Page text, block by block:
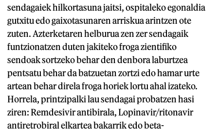
sendagaiek hilkortasuna jaitsi, ospitaleko egonaldia
gutxitu edo gaixotasunaren arriskua arintzen ote
zuten. Azterketaren helburua zen zer sendagaik
funtzionatzen duten jakiteko froga zientifiko
sendoak sortzeko behar den denbora laburtzea
pentsatu behar da batzuetan zortzi edo hamar urte
artean behar direla froga horiek lortu ahal izateko.
Horrela, printzipalki lau sendagai probatzen hasi
ziren: Remdesivir antibirala, Lopinavir/ritonavir
antiretrobiral elkartea bakarrik edo beta-